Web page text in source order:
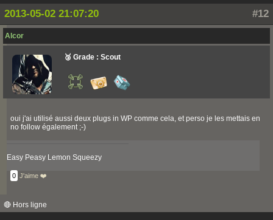
#12
2013-05-02 21:07:20
Alcor
🥉 Grade : Scout
oui j'ai utilisé aussi deux plugs in WP comme cela, et perso je les mettais en
no follow également ;-)
Easy Peasy Lemon Squeezy
0 J'aime ❤️
🔴 Hors ligne